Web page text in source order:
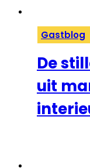
Gastblog
De
uit